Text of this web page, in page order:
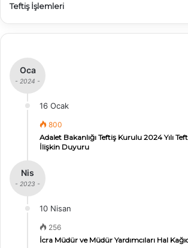
Teftiş İşlemleri
Oca
- 2024 -
16 Ocak
800
Adalet Bakanlığı Teftiş Kurulu 2024 Yılı
İlişkin Duyuru
Nis
- 2023 -
10 Nisan
256
İcra Müdür ve Müdür Yardımcıları Hal